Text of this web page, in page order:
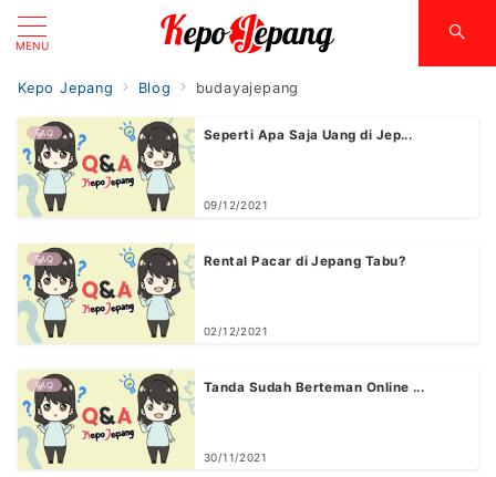
MENU
Kepo Jepang Blog budayajepang
FAQ Seperti Apa Saja Uang di Jep...
09/12/2021
FAQ Rental Pacar di Jepang Tabu?
02/12/2021
FAQ Tanda Sudah Berteman Online ...
30/11/2021